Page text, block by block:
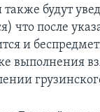
будут
что после
и
выполнения